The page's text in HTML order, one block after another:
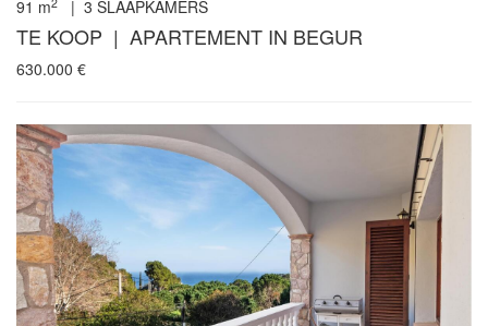
91 m | 3 SLAAPKAMERS
TE KOOP | APARTEMENT IN BEGUR
630.000 €